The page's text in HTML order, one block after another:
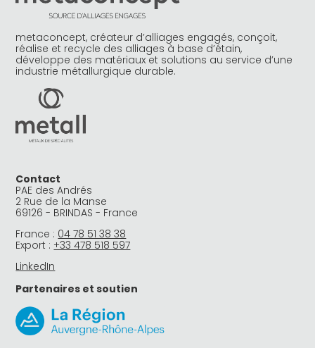
metaconcept, créateur d’alliages engagés, conçoit,
réalise et recycle des alliages à base d’étain,
développe des matériaux et solutions au service d’une
industrie métallurgique durable.
Contact
PAE des Andrés
2 Rue de la Manse
69126 - BRINDAS - France
France : 04 78 51 38 38
Export : +33 478 518 597
LinkedIn
Partenaires et soutien